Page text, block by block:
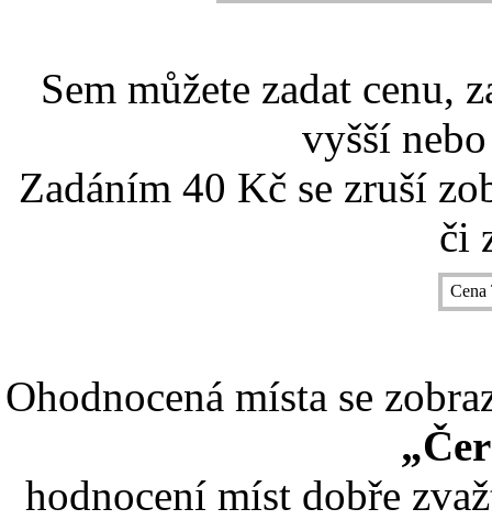
Sem můžete zadat cenu,
vyšší
Zadáním 40 Kč se zruší
či
Ohodnocená místa se
hodnocení míst dobře